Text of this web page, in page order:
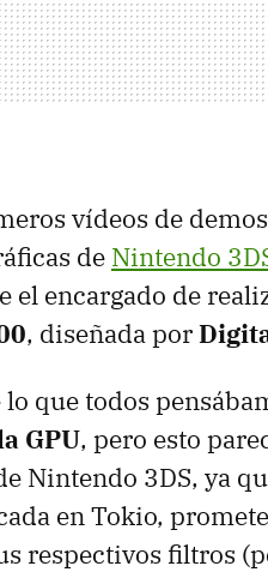
vídeos de
de Nintendo
el encargado de
, diseñada por
que todos
GPU, pero esto
Nintendo 3DS, ya
en Tokio,
respectivos filtros